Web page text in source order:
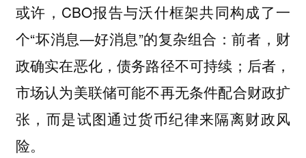
或许，CBO报告与沃什框架共同构成了一
个“坏消息—好消息”的复杂组合：前者，财
政确实在恶化，债务路径不可持续；后者，
市场认为美联储可能不再无条件配合财政扩
张，而是试图通过货币纪律来隔离财政风
险。